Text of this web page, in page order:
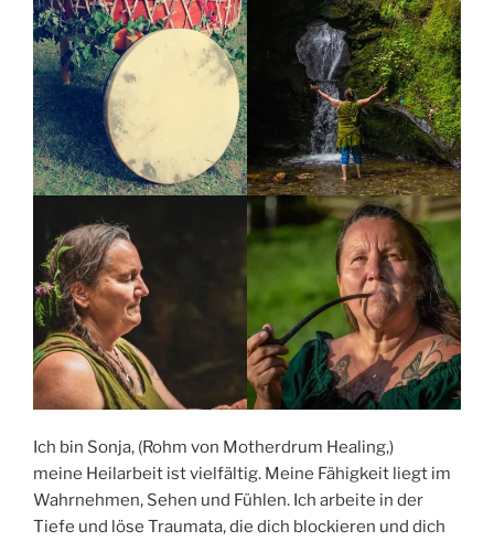
Ich bin Sonja, (Rohm von Motherdrum Healing,)
meine Heilarbeit ist vielfältig. Meine Fähigkeit liegt im
Wahrnehmen, Sehen und Fühlen. Ich arbeite in der
Tiefe und löse Traumata, die dich blockieren und dich